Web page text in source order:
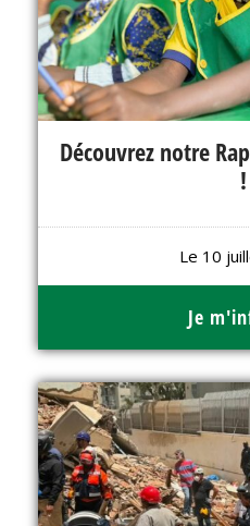
Découvrez notre
!
Le 10
Je